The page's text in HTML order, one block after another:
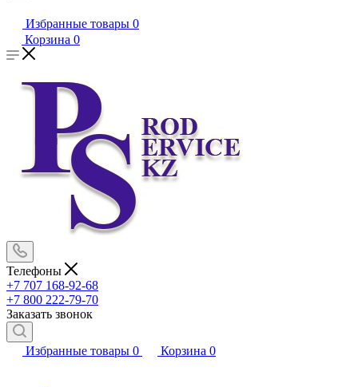
Избранные товары 0
Корзина 0
Телефоны
+7 707 168-92-68
+7 800 222-79-70
Заказать звонок
Избранные товары 0 Корзина 0